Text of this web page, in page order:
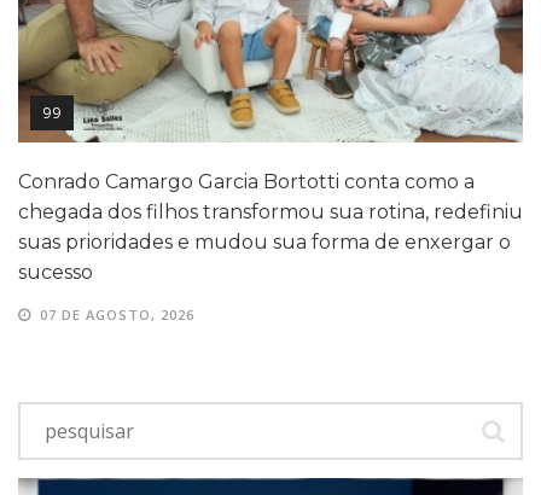
99
Conrado Camargo Garcia Bortotti conta como a
chegada dos filhos transformou sua rotina, redefiniu
suas prioridades e mudou sua forma de enxergar o
sucesso
07 DE AGOSTO, 2026